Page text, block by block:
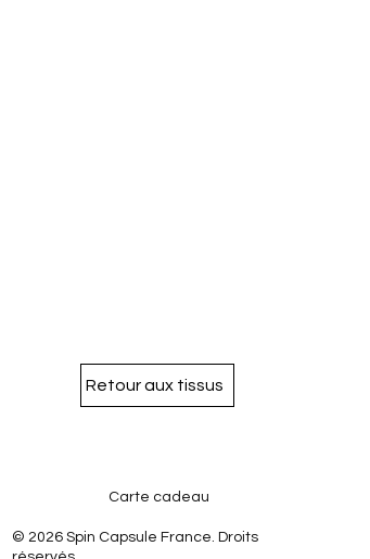
Retour aux tissus
Carte cadeau
© 2026 Spin Capsule France. Droits